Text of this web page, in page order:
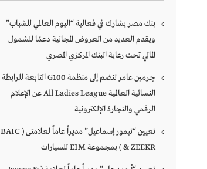
بنك مصر يشارك في فعالية “اليوم العالمي للشباب”
ويقدم العديد من العروض المجانية دعمًا للشمول
المالي تحت رعاية البنك المركزي المصري
چرمين عامر تنضم إلى منظمة G100 التابعة للرابطة
النسائية العالمية All Ladies League عن الإعلام
الرقمي والتجارة الإلكترونية
تعيين “تيمور إسماعيل” مديراً عاماً لعلامتى ( BAIC
& ZEEKR ) بمجموعة EIM للسيارات